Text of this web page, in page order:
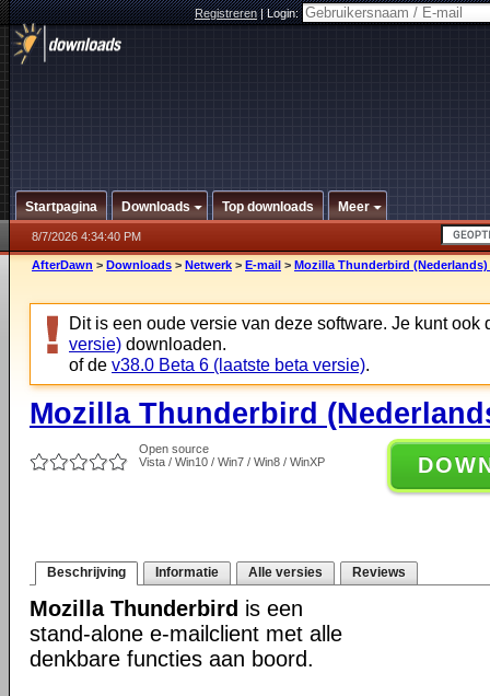
Registreren|Login:
Startpagina Downloads Top downloads Meer
8/7/2026 4:34:40 PM
AfterDawn > Downloads > Netwerk > E-mail > Mozilla Thunderbird (Nederlands)
Dit is een oude versie van deze software. Je kunt ook
versie) downloaden.
of de v38.0 Beta 6 (laatste beta versie).
Mozilla Thunderbird
Open source
Vista / Win10 / Win7 / Win8 / WinXP
Beschrijving Informatie Alle versies Reviews
Mozilla Thunderbird is een
stand-alone e-mailclient met alle
denkbare functies aan boord.